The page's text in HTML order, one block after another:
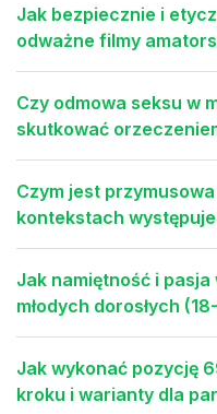
Jak bezpiecznie i
odważne filmy
Czy odmowa seksu w
skutkować
Czym jest
kontekstach
Jak namiętność i pasja
młodych dorosłych
Jak wykonać pozycję
kroku i warianty dla